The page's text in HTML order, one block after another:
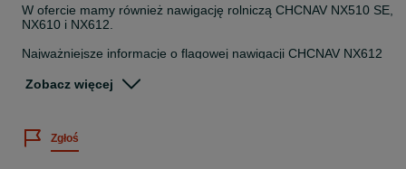
W ofercie mamy również nawigację rolniczą CHCNAV NX510 SE,
NX610 i NX612.
Najważniejsze informacje o flagowej nawigacji CHCNAV NX612
trudnych warunkach
ekran dotykowy
- Intuicyjne oprogramowanie AgNav – obsługa wielu typów
Zobacz więcej
Zgłoś